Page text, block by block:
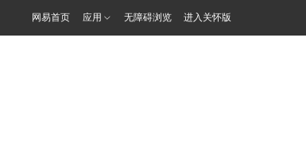
网易首页 应用 无障碍浏览 进入关怀版